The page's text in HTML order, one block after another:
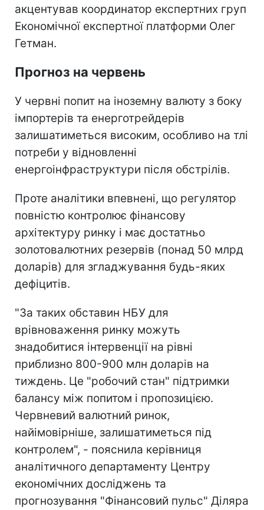
акцентував координатор експертних груп
Економічної експертної платформи Олег
Гетман.
Прогноз на червень
У червні попит на іноземну валюту з боку
імпортерів та енерготрейдерів
залишатиметься високим, особливо на тлі
потреби у відновленні
енергоінфраструктури після обстрілів.
Проте аналітики впевнені, що регулятор
повністю контролює фінансову
архітектуру ринку і має достатньо
золотовалютних резервів (понад 50 млрд
доларів) для згладжування будь-яких
дефіцитів.
"За таких обставин НБУ для
врівноваження ринку можуть
знадобитися інтервенції на рівні
приблизно 800-900 млн доларів на
тиждень. Це "робочий стан" підтримки
балансу між попитом і пропозицією.
Червневий валютний ринок,
найімовірніше, залишатиметься під
контролем", - пояснила керівниця
аналітичного департаменту Центру
економічних досліджень та
прогнозування "Фінансовий пульс" Діляра